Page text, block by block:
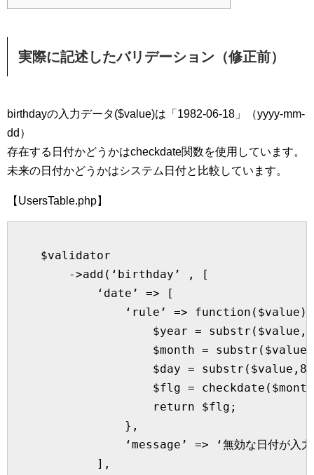
実際に記述したバリデーション（修正前）
birthdayの入力データ($value)は「1982-06-18」（yyyy-mm-
dd）
存在する日付かどうかはcheckdate関数を使用しています。
未来の日付かどうかはシステム日付と比較しています。
【UsersTable.php】
    $validator
        ->add(‘birthday’ , [
            ‘date’ => [
‘rule’ => function($value)
$year =
$month =
$day =
$flg =
                    return $flg;
                },
‘message’ => ‘無効な日付が入力
            ],